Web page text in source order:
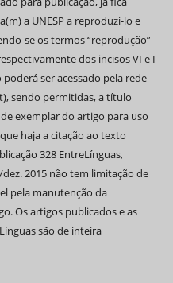
a UNESP a reproduzi-lo e
se os termos “reprodução”
dos incisos VI e I
ser acessado pela rede
sendo permitidas, a título
exemplar do artigo para uso
haja a citação ao texto
328 EntreLínguas,
dez. 2015 não tem limitação de
pela manutenção da
Os artigos publicados e as
são de inteira